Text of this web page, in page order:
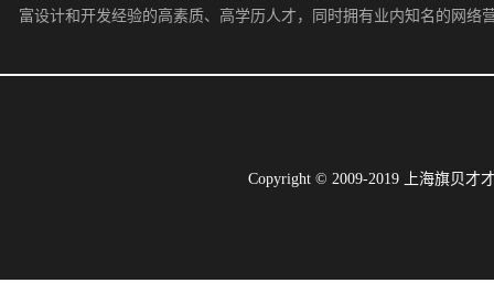
富设计和开发经验的高素质、高学历人才，同时拥有业内知名的网络
Copyright © 2009-2019 上海旗贝